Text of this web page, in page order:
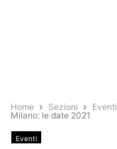
Home Sezioni Eventi
Milano: le date 2021
Eventi